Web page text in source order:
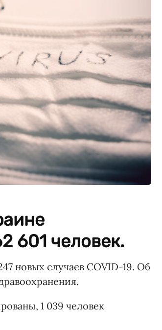
601 человек.
новых случаев COVID-19. Об
1 039 человек